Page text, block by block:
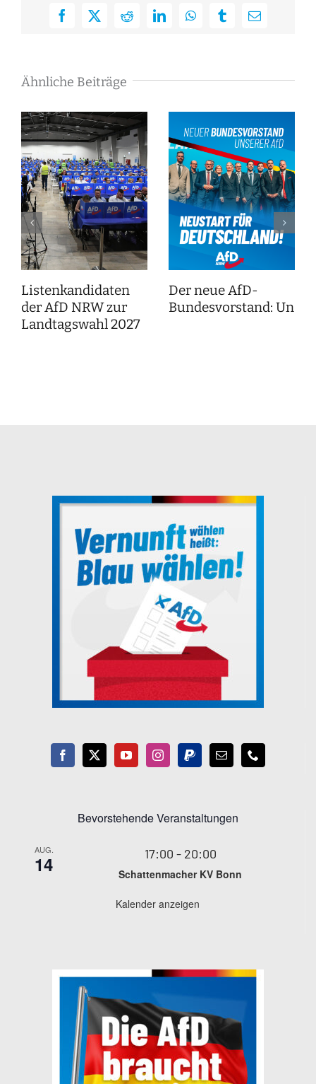
Facebook
X RedditLinkedInWhatsAppTumblrE-
Ähnliche Beiträge
Listenkandidaten
der AfD NRW zur
Landtagswahl 2027
Der neue AfD-
Bundesvorstand:
Bevorstehende Veranstaltungen
AUG.
14 17:00 - 20:00
Schattenmacher KV Bonn
Kalender anzeigen